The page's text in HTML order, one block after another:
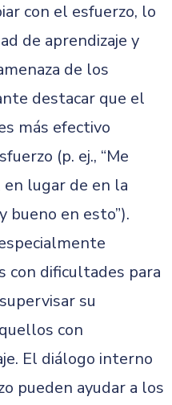
con el esfuerzo, lo
de aprendizaje y
de los
destacar que el
más efectivo
(p. ej., “Me
en lugar de en la
bueno en esto”).
con dificultades para
su
con
El diálogo interno
pueden ayudar a los